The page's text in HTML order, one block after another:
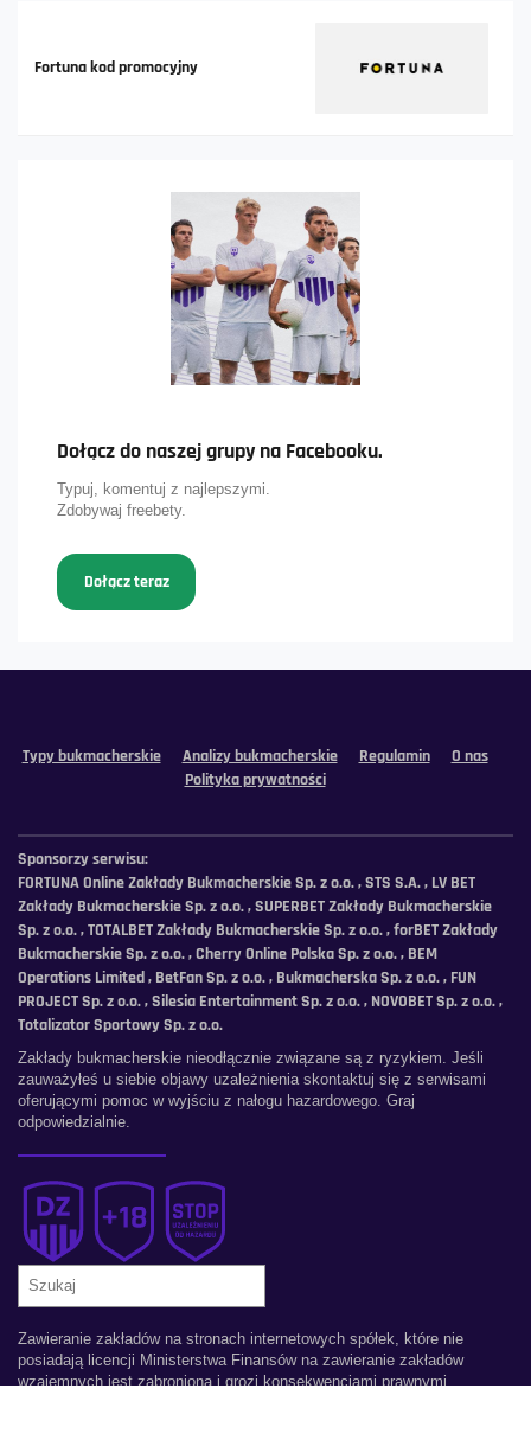
Fortuna kod promocyjny
Dołącz do naszej grupy na Facebooku.
Typuj, komentuj z najlepszymi.
Zdobywaj freebety.
Dołącz teraz
Zakłady bukmacherskie nieodłącznie związane są z ryzykiem. Jeśli
zauważyłeś u siebie objawy uzależnienia skontaktuj się z serwisami
oferującymi pomoc w wyjściu z nałogu hazardowego. Graj
odpowiedzialnie.
Zawieranie zakładów na stronach internetowych spółek, które nie
posiadają licencji Ministerstwa Finansów na zawieranie zakładów
wzajemnych jest zabroniona i grozi konsekwencjami prawnymi.
Typy bukmacherskie Analizy bukmacherskie Regulamin
O nas
Polityka prywatności
Sponsorzy serwisu:
FORTUNA Online Zakłady Bukmacherskie Sp. z o.o. , STS S.A. , LV BET
Zakłady Bukmacherskie Sp. z o.o. , SUPERBET Zakłady Bukmacherskie
Sp. z o.o. , TOTALBET Zakłady Bukmacherskie Sp. z o.o. , forBET Zakłady
Bukmacherskie Sp. z o.o. , Cherry Online Polska Sp. z o.o. , BEM
Operations Limited , BetFan Sp. z o.o. , Bukmacherska Sp. z o.o. , FUN
PROJECT Sp. z o.o. , Silesia Entertainment Sp. z o.o. , NOVOBET Sp. z o.o. ,
Totalizator Sportowy Sp. z o.o.